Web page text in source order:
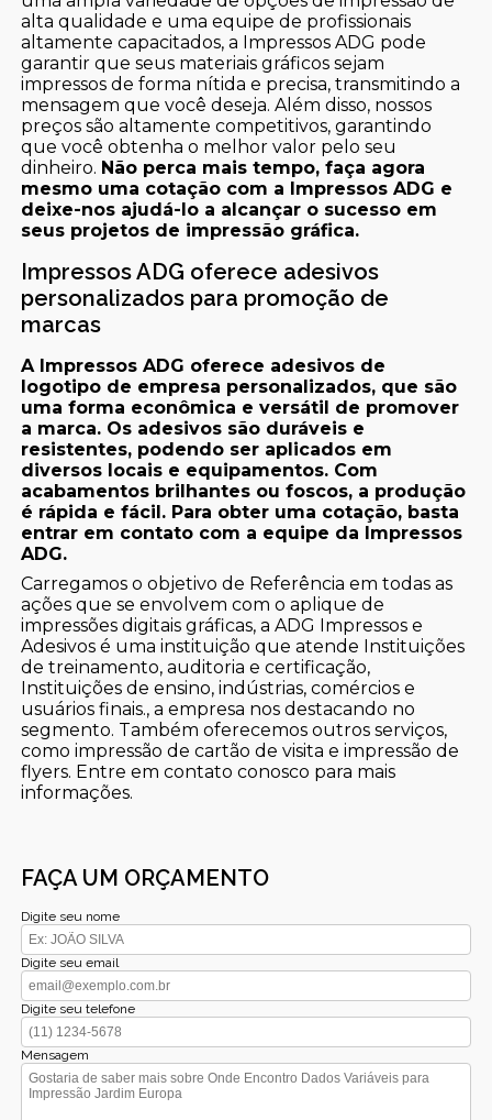
alta qualidade e uma equipe de profissionais
altamente capacitados, a Impressos ADG pode
garantir que seus materiais gráficos sejam
impressos de forma nítida e precisa, transmitindo a
mensagem que você deseja. Além disso, nossos
preços são altamente competitivos, garantindo
que você obtenha o melhor valor pelo seu
dinheiro. Não perca mais tempo, faça agora
mesmo uma cotação com a Impressos ADG e
deixe-nos ajudá-lo a alcançar o sucesso em
seus projetos de impressão gráfica.
Impressos ADG oferece adesivos
personalizados para promoção de
marcas
A Impressos ADG oferece adesivos de
logotipo de empresa personalizados, que são
uma forma econômica e versátil de promover
a marca. Os adesivos são duráveis e
resistentes, podendo ser aplicados em
diversos locais e equipamentos. Com
acabamentos brilhantes ou foscos, a produção
é rápida e fácil. Para obter uma cotação, basta
entrar em contato com a equipe da Impressos
ADG.
Carregamos o objetivo de Referência em todas as
ações que se envolvem com o aplique de
impressões digitais gráficas, a ADG Impressos e
Adesivos é uma instituição que atende Instituições
de treinamento, auditoria e certificação,
Instituições de ensino, indústrias, comércios e
usuários finais., a empresa nos destacando no
segmento. Também oferecemos outros serviços,
como impressão de cartão de visita e impressão de
flyers. Entre em contato conosco para mais
informações.
FAÇA UM ORÇAMENTO
Digite seu nome
Digite seu email
Digite seu telefone
Mensagem